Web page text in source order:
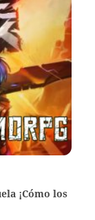
¡Cómo los